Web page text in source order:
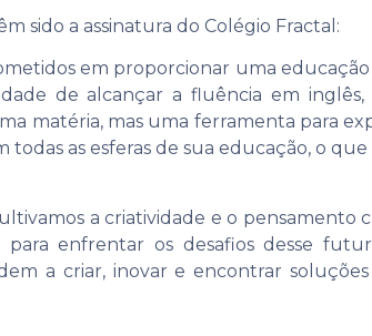
sido a assinatura do Colégio Fractal:
em proporcionar uma
de alcançar a fluência em
matéria, mas uma ferramenta para
as esferas de sua educação, o
a criatividade e o pensamento
enfrentar os desafios desse
a criar, inovar e encontrar